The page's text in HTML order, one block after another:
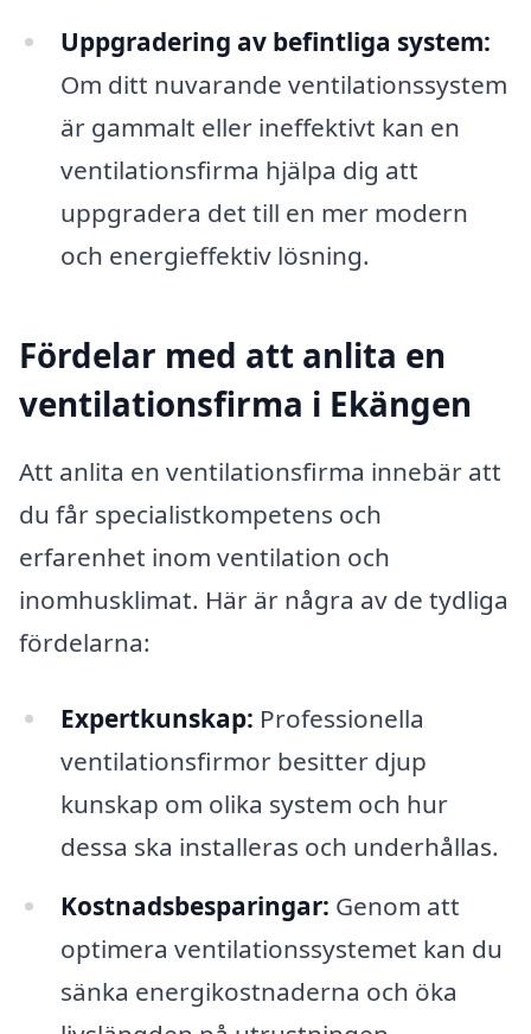
Uppgradering av befintliga system:
Om ditt nuvarande ventilationssystem
är gammalt eller ineffektivt kan en
ventilationsfirma hjälpa dig att
uppgradera det till en mer modern
och energieffektiv lösning.
Fördelar med att anlita en
ventilationsfirma i Ekängen
Att anlita en ventilationsfirma innebär att
du får specialistkompetens och
erfarenhet inom ventilation och
inomhusklimat. Här är några av de tydliga
fördelarna:
Expertkunskap: Professionella
ventilationsfirmor besitter djup
kunskap om olika system och hur
dessa ska installeras och underhållas.
Kostnadsbesparingar: Genom att
optimera ventilationssystemet kan du
sänka energikostnaderna och öka